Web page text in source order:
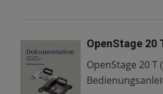
OpenStage 20
OpenStage 20 T